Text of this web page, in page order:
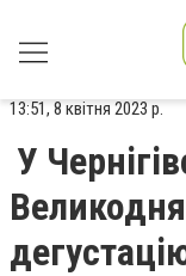
13:51, 8 квітня 2023 р.
У